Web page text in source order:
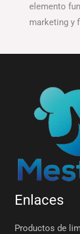
elemento
marketing y
Enlaces
Productos de